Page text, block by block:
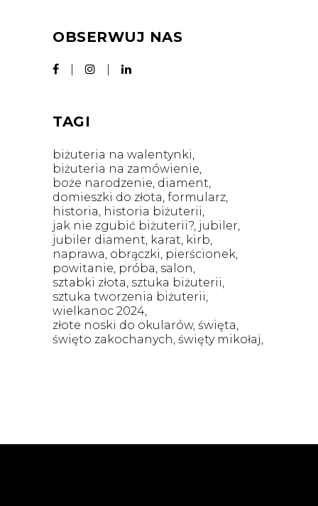
OBSERWUJ NAS
TAGI
biżuteria na walentynki
biżuteria na zamówienie
boże narodzenie diament
domieszki do złota formularz
historia historia biżuterii
jak nie zgubić biżuterii? jubiler
jubiler diament karat kirb
naprawa obrączki pierścionek
powitanie próba salon
sztabki złota sztuka biżuterii
sztuka tworzenia biżuterii
wielkanoc 2024
złote noski do okularów święta
święto zakochanych święty mikołaj